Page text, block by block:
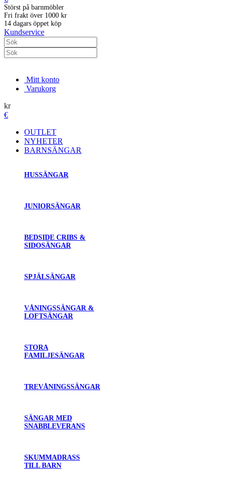
Störst på barnmöbler
Fri frakt över 1000 kr
14 dagars öppet köp
Kundservice
Mitt konto
Varukorg
kr
€
OUTLET
NYHETER
BARNSÄNGAR
HUSSÄNGAR
JUNIORSÄNGAR
BEDSIDE CRIBS &
SIDOSÄNGAR
SPJÄLSÄNGAR
VÅNINGSSÄNGAR &
LOFTSÄNGAR
STORA
FAMILJESÄNGAR
TREVÅNINGSSÄNGAR
SÄNGAR MED
SNABBLEVERANS
SKUMMADRASS
TILL BARN